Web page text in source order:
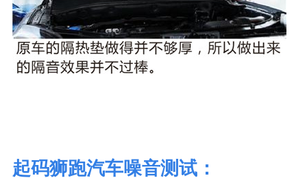
起码狮跑汽车噪音测试：